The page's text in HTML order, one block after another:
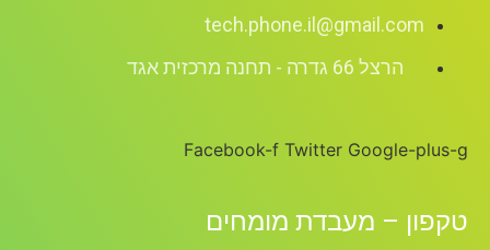
tech.phone.il@gmail.com
הרצל 66 גדרה - תחנה מרכזית אגד
Facebook-f Twitter Google-plus-g
טקפון – מעבדת מומחים